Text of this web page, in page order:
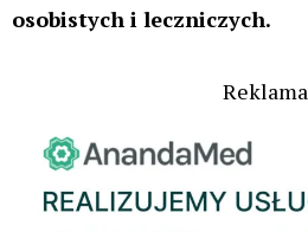
osobistych i leczniczych.
Reklama